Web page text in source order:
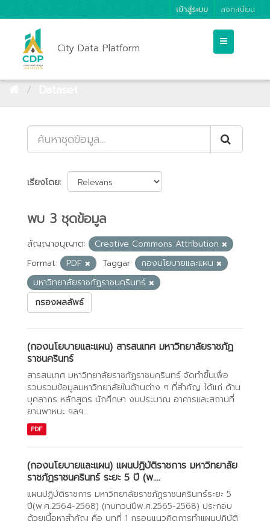
เข้าสู่ระบบ ลงทะเบียน
City Data Platform
เรียงโดย
พบ 3 ชุดข้อมูล
สัญญาอนุญาต:
Creative Commons Attribution
Format:
PDF Taggar:
กองนโยบายและแผน
มหาวิทยาลัยราชภัฏราชนครินทร์
กรองผลลัพธ์
(กองนโยบายและแผน) สารสนเทศ มหาวิทยาลัยราชภัฏ
ราชนครินทร์
สารสนเทศ มหาวิทยาลัยราชภัฏราชนครินทร์ จัดทำขึ้นเพื่อ
รวบรวมข้อมูลมหาวิทยาลัยในด้านต่าง ๆ ที่สำคัญ ได้แก่ ด้าน
บุคลากร หลักสูตร นักศึกษา งบประมาณ อาคารและสถานที่
ยานพาหนะ ฯลฯ...
PDF
(กองนโยบายและแผน) แผนปฏิบัติราชการ มหาวิทยาลัย
ราชภัฏราชนครินทร์ ระยะ 5 ปี (พ....
แผนปฏิบัติราชการ มหาวิทยาลัยราชภัฏราชนครินทร์ระยะ 5
ปี(พ.ศ.2564-2568) (ทบทวนปีพ.ศ.2565-2568) ประกอบ
ด้วยเนื้อหาสำคัญ คือ บทที่ 1 กรอบแนวคิดการทำแผนปฏิบัติ